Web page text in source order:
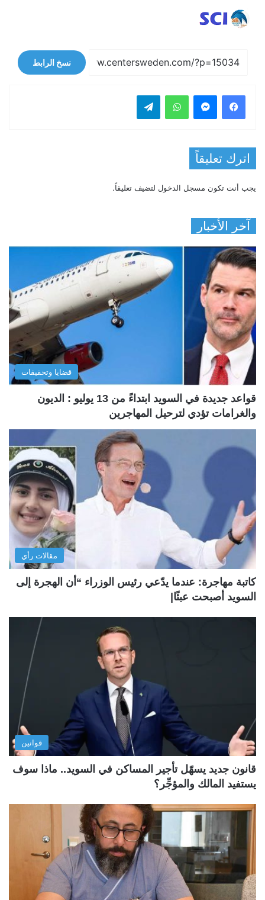
نسخ الرابط
فيسبوك واتساب
اترك تعليقاً
يجب أنت تكون مسجل الدخول لتضيف تعليقاً.
آخر الأخبار
قضايا وتحقيقات
قواعد جديدة في السويد ابتداءً من 13 يوليو : الديون
والغرامات تؤدي لترحيل المهاجرين
مقالات رأي
كاتبة مهاجرة: عندما يدّعي رئيس الوزراء “أن الهجرة إلى
السويد أصبحت عبئًا|
قوانين
قانون جديد يسهّل تأجير المساكن في السويد.. ماذا سوف
يستفيد المالك والمؤجِّر؟